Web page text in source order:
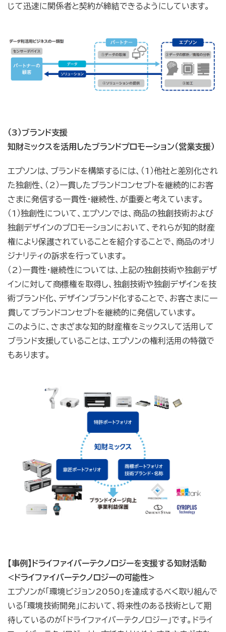
じて迅速に関係者と契約が締結できるようにしています。
（3）ブランド支援
知財ミックスを活用したブランドプロモーション（営業支援）
エプソンは、ブランドを構築するには、（1）他社と差別化され
た独創性、（2）一貫したブランドコンセプトを継続的にお客
さまに発信する一貫性・継続性、が重要と考えています。
（1）独創性について、エプソンでは、商品の独創技術および
独創デザインのプロモーションにおいて、それらが知的財産
権により保護されていることを紹介することで、商品のオリ
ジナリティの訴求を行っています。
（2）一貫性・継続性については、上記の独創技術や独創デザ
インに対して商標権を取得し、独創技術や独創デザインを技
術ブランド化、デザインブランド化することで、お客さまに一
貫してブランドコンセプトを継続的に発信しています。
このように、さまざまな知的財産権をミックスして活用して
ブランド支援していることは、エプソンの権利活用の特徴で
もあります。
【事例】ドライファイバーテクノロジーを支援する知財活動
<ドライファイバーテクノロジーの可能性>
エプソンが「環境ビジョン2050」を達成するべく取り組んで
いる「環境技術開発」において、将来性のある技術として期
待しているのが「ドライファイバーテクノロジー」です。ドライ